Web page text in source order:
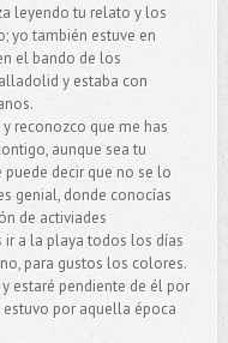
leyendo tu relato y los
yo también estuve en
el bando de los
y estaba con
reconozco que me has
aunque sea tu
decir que no se lo
genial, donde conocías
de activiades
ir a la playa todos los días
para gustos los colores.
estaré pendiente de él por
por aquella época